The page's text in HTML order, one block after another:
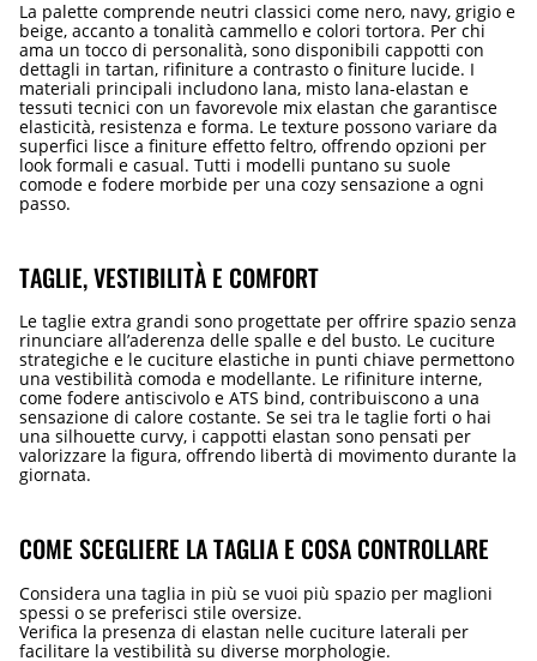
La palette comprende neutri classici come nero, navy, grigio e
beige, accanto a tonalità cammello e colori tortora. Per chi
ama un tocco di personalità, sono disponibili cappotti con
dettagli in tartan, rifiniture a contrasto o finiture lucide. I
materiali principali includono lana, misto lana-elastan e
tessuti tecnici con un favorevole mix elastan che garantisce
elasticità, resistenza e forma. Le texture possono variare da
superfici lisce a finiture effetto feltro, offrendo opzioni per
look formali e casual. Tutti i modelli puntano su suole
comode e fodere morbide per una cozy sensazione a ogni
passo.
TAGLIE, VESTIBILITÀ E COMFORT
Le taglie extra grandi sono progettate per offrire spazio senza
rinunciare all’aderenza delle spalle e del busto. Le cuciture
strategiche e le cuciture elastiche in punti chiave permettono
una vestibilità comoda e modellante. Le rifiniture interne,
come fodere antiscivolo e ATS bind, contribuiscono a una
sensazione di calore costante. Se sei tra le taglie forti o hai
una silhouette curvy, i cappotti elastan sono pensati per
valorizzare la figura, offrendo libertà di movimento durante la
giornata.
COME SCEGLIERE LA TAGLIA E COSA CONTROLLARE
Considera una taglia in più se vuoi più spazio per maglioni
spessi o se preferisci stile oversize.
Verifica la presenza di elastan nelle cuciture laterali per
facilitare la vestibilità su diverse morphologie.